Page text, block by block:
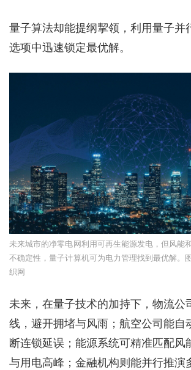
量子算法却能提纲挈领，利用量子并
选项中迅速锁定最优解。
未来城市的净零电网利用可再生能源发电，但风能
不确定性，量子计算机可为电力管理找到最优解。
织网
未来，在量子技术的加持下，物流公
线，避开拥堵与风雨；航空公司能自
断连锁延误；能源系统可精准匹配风
与用电高峰；金融机构则能并行推演